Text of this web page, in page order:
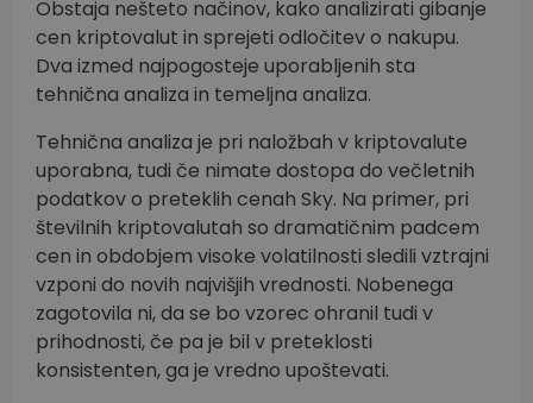
Obstaja nešteto načinov, kako analizirati gibanje
cen kriptovalut in sprejeti odločitev o nakupu.
Dva izmed najpogosteje uporabljenih sta
tehnična analiza in temeljna analiza.
Tehnična analiza je pri naložbah v kriptovalute
uporabna, tudi če nimate dostopa do večletnih
podatkov o preteklih cenah Sky. Na primer, pri
številnih kriptovalutah so dramatičnim padcem
cen in obdobjem visoke volatilnosti sledili vztrajni
vzponi do novih najvišjih vrednosti. Nobenega
zagotovila ni, da se bo vzorec ohranil tudi v
prihodnosti, če pa je bil v preteklosti
konsistenten, ga je vredno upoštevati.